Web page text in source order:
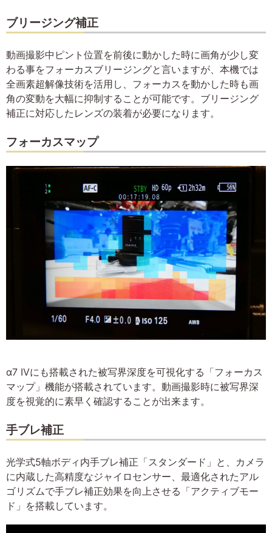
ブリージング補正
動画撮影中ピント位置を前後に動かした時に画角が少し変
わる事をフォーカスブリージングと言いますが、本機では
全画素超解像技術を活用し、フォーカスを動かした時も画
角の変動を大幅に抑制することが可能です。ブリージング
補正に対応したレンズの装着が必要になります。
フォーカスマップ
α7 IVにも搭載された被写界深度を可視化する「フォーカス
マップ」機能が搭載されています。動画撮影時に被写界深
度を視覚的に素早く確認することが出来ます。
手ブレ補正
光学式5軸ボディ内手ブレ補正「スタンダード」と、カメラ
に内蔵した高精度なジャイロセンサー、最適化されたアル
ゴリズムで手ブレ補正効果を向上させる「アクティブモー
ド」を搭載しています。